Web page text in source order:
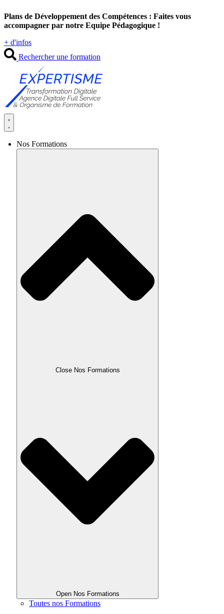
au
contenu
Plans de Développement des Compétences : Faites vous
accompagner par notre Equipe Pédagogique !
+ d'infos
Rechercher une formation
Nos Formations
Close Nos Formations
Open Nos Formations
Toutes nos Formations